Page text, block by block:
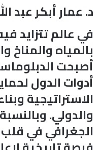
د. عمار أبكر عبد
في عالم تتزايد
بالمياه والمناخ
أصبحت
أدوات الدول
الاستراتيجية
والدولي.
الجغرافي في